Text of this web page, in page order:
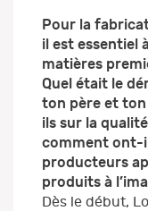
Pour la
il est essentiel
matières
Quel était le
ton père et
ils sur la
comment ont-
producteurs
produits à
Dès le début,